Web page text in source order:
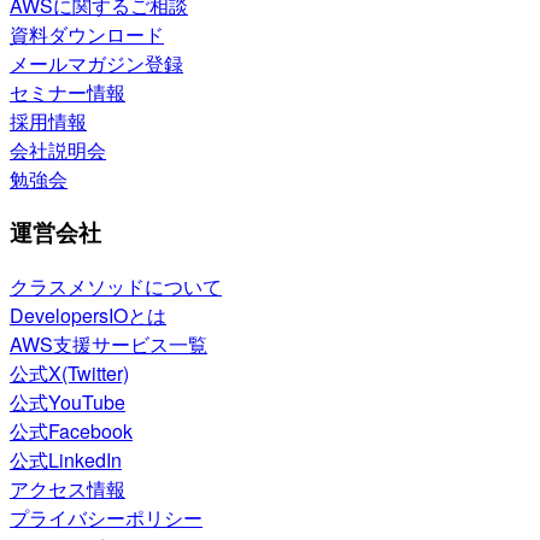
資料ダウンロード
メールマガジン登録
セミナー情報
採用情報
会社説明会
勉強会
運営会社
クラスメソッドについて
DevelopersIOとは
AWS支援サービス一覧
公式X(Twitter)
公式YouTube
公式Facebook
公式LinkedIn
アクセス情報
プライバシーポリシー